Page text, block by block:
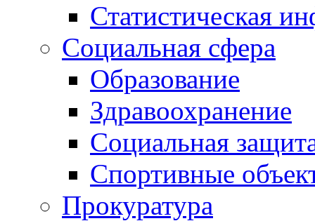
Статистическая
Социальная сфера
Образование
Здравоохранение
Социальная
Спортивные
Прокуратура